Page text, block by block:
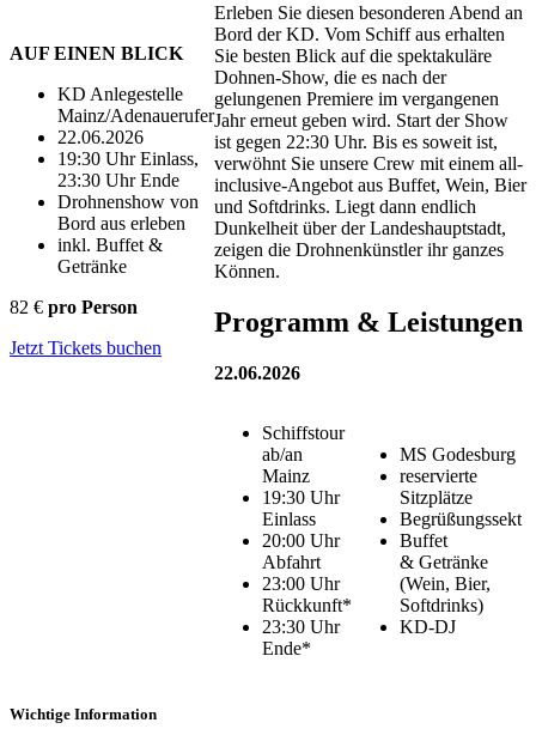
Erleben Sie diesen besonderen Abend an
Bord der KD. Vom Schiff aus erhalten
Sie besten Blick auf die spektakuläre
Dohnen-Show, die es nach der
gelungenen Premiere im vergangenen
Jahr erneut geben wird. Start der Show
ist gegen 22:30 Uhr. Bis es soweit ist,
verwöhnt Sie unsere Crew mit einem all-
inclusive-Angebot aus Buffet, Wein, Bier
und Softdrinks. Liegt dann endlich
Dunkelheit über der Landeshauptstadt,
zeigen die Drohnenkünstler ihr ganzes
Können.
Programm & Leistungen
22.06.2026
Schiffstour
ab/an
Mainz
19:30 Uhr
Einlass
20:00 Uhr
Abfahrt
23:00 Uhr
Rückkunft*
23:30 Uhr
Ende*
MS Godesburg
reservierte
Sitzplätze
Begrüßungssekt
Buffet
& Getränke
(Wein, Bier,
Softdrinks)
KD-DJ
AUF EINEN BLICK
KD Anlegestelle
Mainz/Adenauerufer
22.06.2026
19:30 Uhr Einlass,
23:30 Uhr Ende
Drohnenshow von
Bord aus erleben
inkl. Buffet &
Getränke
82 € pro Person
Jetzt Tickets buchen
Wichtige Information